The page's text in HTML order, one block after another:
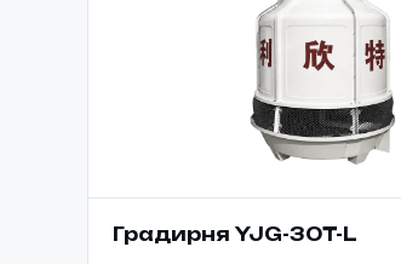
Градирня YJG-30T-L